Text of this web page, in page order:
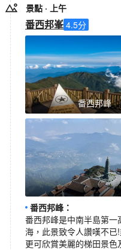
景點 · 上午
番西邦峯 4.5分
番西邦峰
番西邦峰 ：
番西邦峰是中南半島第一
海，此景致令人讚嘆不
更可欣賞美麗的梯田景色